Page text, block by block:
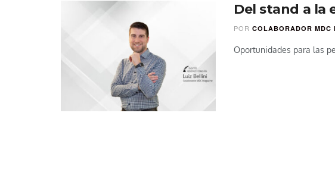
Del stand a la
POR COLABORADOR MDC
Oportunidades para las